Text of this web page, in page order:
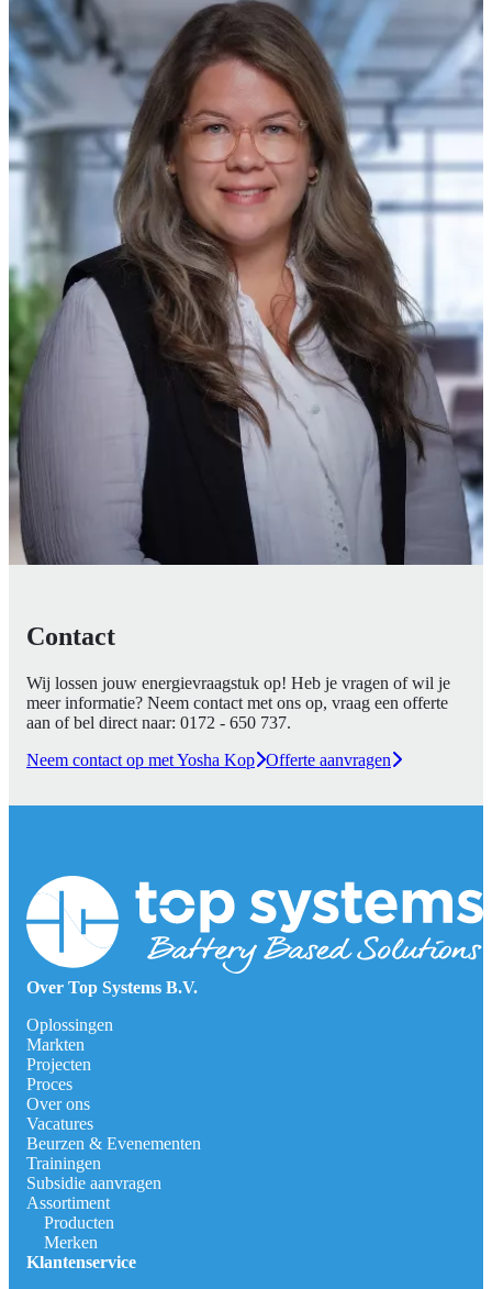
Contact
Wij lossen jouw energievraagstuk op! Heb je vragen of wil je
meer informatie? Neem contact met ons op, vraag een offerte
aan of bel direct naar: 0172 - 650 737.
Neem contact op met Yosha Kop Offerte aanvragen
Over Top Systems B.V.
Oplossingen
Markten
Projecten
Proces
Over ons
Vacatures
Beurzen & Evenementen
Trainingen
Subsidie aanvragen
Assortiment
Producten
Merken
Klantenservice